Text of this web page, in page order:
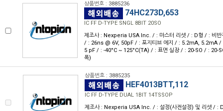
상품번호 : 3885236
74HC273D,653
IC FF D-TYPE SNGL 8BIT 20SO
제조사 : Nexperia USA Inc. / : 마스터 리셋 / : D형 / : 비
/ : 26ns @ 6V, 50pF / : 포지티브 에지 / : 5.2mA, 5.2mA
5 pF / : -40°C ~ 125°C(TA) / : 표면 실장 / : 20-SO / : 20-
폭)
상품번호 : 3885235
HEF4013BTT,112
IC FF D-TYPE DUAL 1BIT 14TSSOP
제조사 : Nexperia USA Inc. / : 설정(사전설정) 및 리셋 / :